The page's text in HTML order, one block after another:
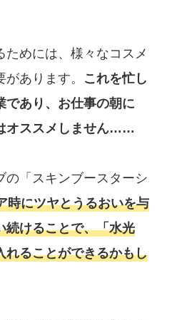
ためには、様々なコスメ
あります。
これを忙し
であり、お仕事の朝に
オススメしません……
の「スキンブースターシ
時にツヤとうるおいを与
続けることで、「水光
れることができるかもし